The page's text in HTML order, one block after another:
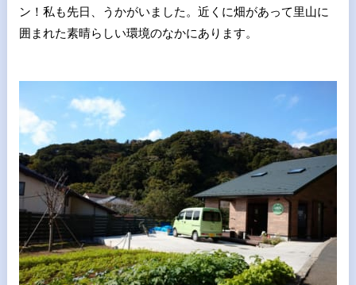
ン！私も先日、うかがいました。近くに畑があって里山に
囲まれた素晴らしい環境のなかにあります。